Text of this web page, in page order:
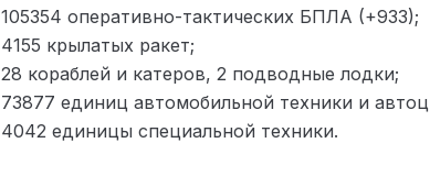
105354 оперативно-тактических БПЛА (+933);
4155 крылатых ракет;
28 кораблей и катеров, 2 подводные лодки;
73877 единиц автомобильной техники и
4042 единицы специальной техники.